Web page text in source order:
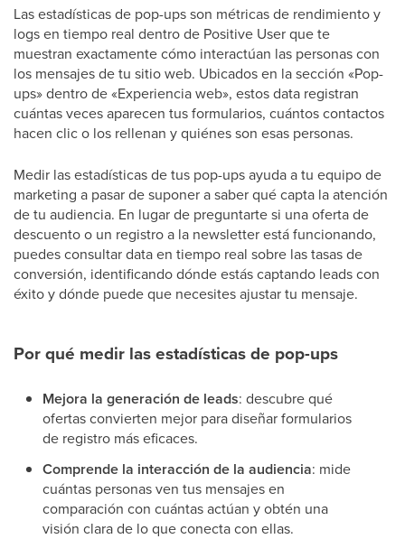
Las estadísticas de pop-ups son métricas de rendimiento y
logs en tiempo real dentro de Positive User que te
muestran exactamente cómo interactúan las personas con
los mensajes de tu sitio web. Ubicados en la sección «Pop-
ups» dentro de «Experiencia web», estos data registran
cuántas veces aparecen tus formularios, cuántos contactos
hacen clic o los rellenan y quiénes son esas personas.
Medir las estadísticas de tus pop-ups ayuda a tu equipo de
marketing a pasar de suponer a saber qué capta la atención
de tu audiencia. En lugar de preguntarte si una oferta de
descuento o un registro a la newsletter está funcionando,
puedes consultar data en tiempo real sobre las tasas de
conversión, identificando dónde estás captando leads con
éxito y dónde puede que necesites ajustar tu mensaje.
Por qué medir las estadísticas de pop-ups
Mejora la generación de leads: descubre qué
ofertas convierten mejor para diseñar formularios
de registro más eficaces.
Comprende la interacción de la audiencia: mide
cuántas personas ven tus mensajes en
comparación con cuántas actúan y obtén una
visión clara de lo que conecta con ellas.